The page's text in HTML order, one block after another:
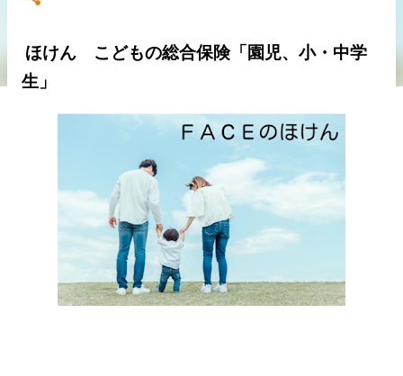
ほけん こどもの総合保険「園児、小・中学
生」